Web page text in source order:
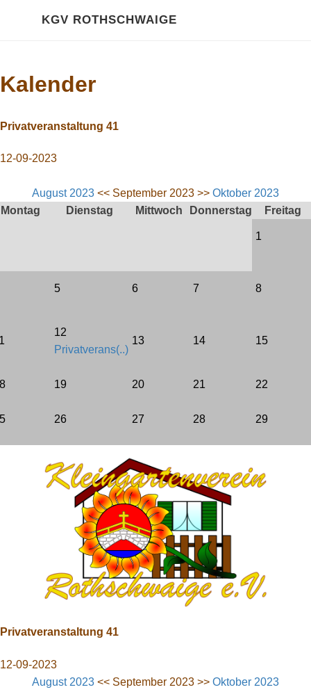
KGV ROTHSCHWAIGE
Kalender
Gartenordnung
Bebauungsplan
Kalender
Privatveranstaltung 41
12-09-2023
August 2023 << September 2023 >> Oktober 2023
Montag
Dienstag Mittwoch Donnerstag Freitag
1
5 6 7 8
12
Privatverans(..)
13 14 15
19 20 21 22
26 27 28 29
Privatveranstaltung 41
12-09-2023
August 2023 << September 2023 >> Oktober 2023